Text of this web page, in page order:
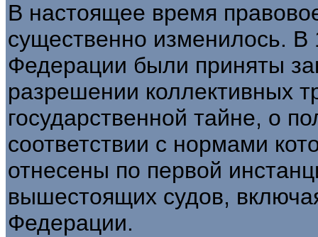
В настоящее время
существенно изменилось. В
Федерации были приняты
разрешении коллективных
государственной тайне, о
соответствии с нормами
отнесены по первой
вышестоящих судов,
Федерации.